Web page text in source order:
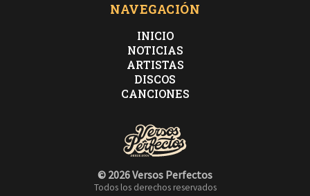
NAVEGACIÓN
INICIO
NOTICIAS
ARTISTAS
DISCOS
CANCIONES
© 2026 Versos Perfectos
Todos los derechos reservados